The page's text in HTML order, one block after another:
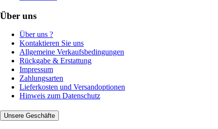
Über uns
Über uns ?
Kontaktieren Sie uns
Allgemeine Verkaufsbedingungen
Rückgabe & Erstattung
Impressum
Zahlungsarten
Lieferkosten und Versandoptionen
Hinweis zum Datenschutz
Unsere Geschäfte